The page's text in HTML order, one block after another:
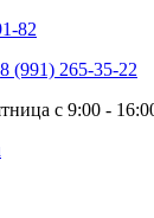
82
8 (991) 265-35-22
с 9:00 -